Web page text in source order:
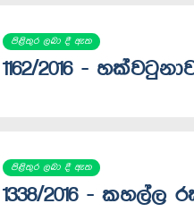
පිළිතුර ලබා දී ඇත
1162/2016 -
පිළිතුර ලබා දී ඇත
1338/2016 -